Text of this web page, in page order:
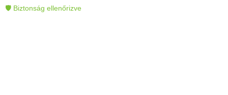
🛡 Biztonság ellenőrizve